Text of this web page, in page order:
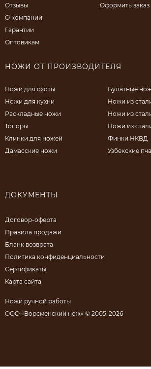
Отзывы
О компании
Гарантии
Оптовикам
Оформить заказ
НОЖИ ОТ ПРОИЗВОДИТЕЛЯ
Ножи для охоты
Ножи для кухни
Раскладные ножи
Топоры
Клинки для ножей
Дамасские ножи
Булатные
Ножи из
Ножи из
Ножи из
Финки НКВД
Узбекские
ДОКУМЕНТЫ
Договор-оферта
Правила продажи
Бланк возврата
Политика конфиденциальности
Сертификаты
Карта сайта
Ножи ручной работы
ООО «Ворсменский нож» © 2005-2026